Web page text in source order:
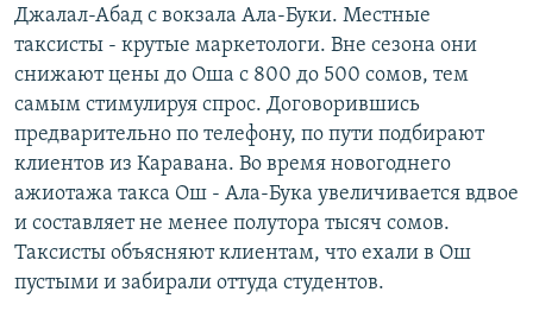
Джалал-Абад с вокзала Ала-Буки. Местные
таксисты - крутые маркетологи. Вне сезона они
снижают цены до Оша с 800 до 500 сомов, тем
самым стимулируя спрос. Договорившись
предварительно по телефону, по пути подбирают
клиентов из Каравана. Во время новогоднего
ажиотажа такса Ош - Ала-Бука увеличивается вдвое
и составляет не менее полутора тысяч сомов.
Таксисты объясняют клиентам, что ехали в Ош
пустыми и забирали оттуда студентов.